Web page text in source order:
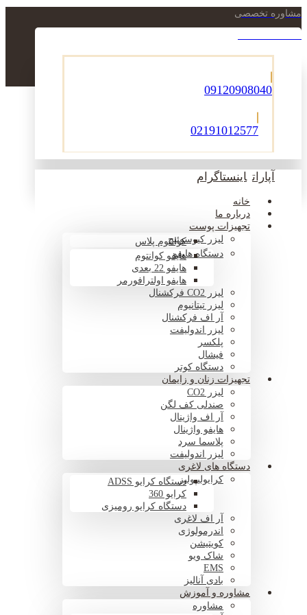
مشاوره تخصصی
09120908040
02191012577
آپارات اینستاگرام
خانه
درباره ما
تجهیزات پوست
لیزر کیوسوئیچکوانتوم پلاس
دستگاه هایفوهایفو کوانتوم
هایفو 22 بعدی
هایفو اولترافورمر
لیزر CO2 فرکشنال
لیزر تیتانیوم
آر اف فرکشنال
لیزر اندولیفت
پلکسر
فیشال
دستگاه کوتر
تجهیزات زنان و زایمان
لیزر CO2
صندلی کف لگن
آر اف واژینال
هایفو واژینال
پلاسما سرد
لیزر اندولیفت
دستگاه های لاغری
کرایولیپولیزدستگاه کرایو ADSS
کرایو 360
دستگاه کرایو رومیزی
آر اف لاغری
اندرمولوژی
کویتیشن
شاک ویو
EMS
بادی آنالیز
مشاوره و آموزش
مشاوره